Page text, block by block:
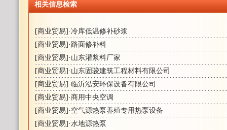
相关信息检索
[商业贸易]·冷库低温修补砂浆
[商业贸易]· 路面修补料
[商业贸易]· 山东灌浆料厂家
[商业贸易]· 山东固骏建筑工程材料有限公司
[商业贸易]·临沂泓安环保设备有限公司
[商业贸易]·商用中央空调
[商业贸易]· 空气源热泵养殖专用热泵设备
[商业贸易]·水地源热泵